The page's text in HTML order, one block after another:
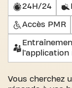
24H/24
Accès PMR
Vous cherchez